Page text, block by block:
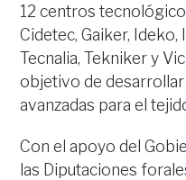
12 centros
Cidetec, Gaiker,
Tecnalia, Tekniker y
objetivo de
avanzadas para el
Con el apoyo del
las Diputaciones